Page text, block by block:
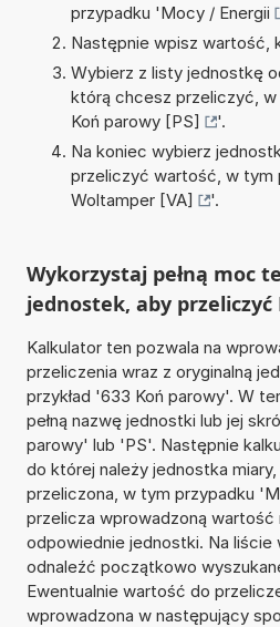
przypadku 'Mocy / Energii
Następnie wpisz wartość,
Wybierz z listy jednostkę
którą chcesz przeliczyć,
Koń parowy [PS]
'.
Na koniec wybierz
przeliczyć wartość, w tym
Woltamper [VA]
'.
Wykorzystaj pełną moc
jednostek, aby przeliczyć
Kalkulator ten pozwala na
przeliczenia wraz z oryginalną
przykład '633 Koń parowy'. W
pełną nazwę jednostki lub jej
parowy' lub 'PS'. Następnie
do której należy jednostka
przeliczona, w tym przypadku
przelicza wprowadzoną wartość
odpowiednie jednostki. Na liście
odnaleźć początkowo
Ewentualnie wartość do
wprowadzona w następujący